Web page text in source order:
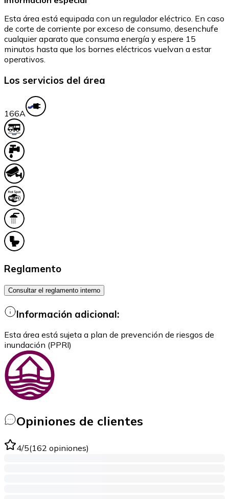
Esta área está equipada con un regulador eléctrico. En caso
de corte de corriente por exceso de consumo, desenchufe
cualquier aparato que consuma energía y espere 15
minutos hasta que los bornes eléctricos vuelvan a estar
operativos.
Los servicios del área
166A
Reglamento
Consultar el reglamento interno
Información adicional:
Esta área está sujeta a plan de prevención de riesgos de
inundación (PPRI)
Opiniones de clientes
4/5(162 opiniones)